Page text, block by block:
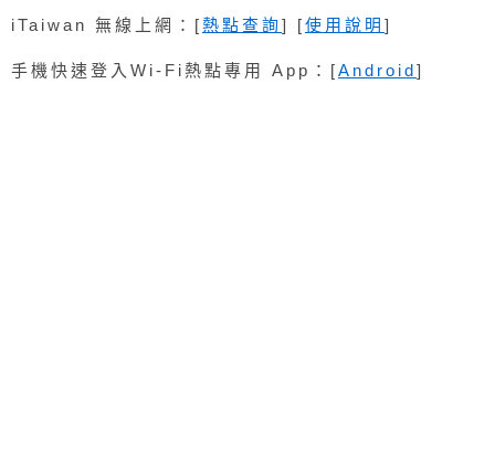
iTaiwan 無線上網：[熱點查詢] [使用說明 ]
手機快速登入Wi-Fi熱點專用 App：[Android]